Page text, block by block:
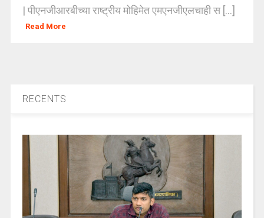
| पीएनजीआरबीच्या राष्ट्रीय मोहिमेत एमएनजीएलचाही स [...]
Read More
RECENTS